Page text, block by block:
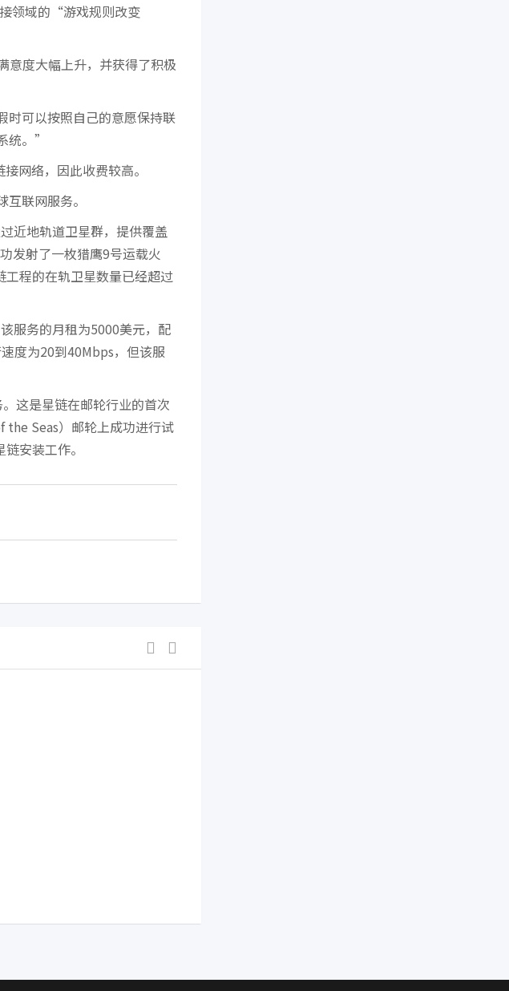
领域的“游戏规则改变
度大幅上升，并获得了积极
可以按照自己的意愿保持联
统。”
网络，因此收费较高。
联网服务。
近地轨道卫星群，提供覆盖
发射了一枚猎鹰9号运载火
程的在轨卫星数量已经超过
服务的月租为5000美元，配
度为20到40Mbps，但该服
这是星链在邮轮行业的首次
Seas）邮轮上成功进行试
安装工作。